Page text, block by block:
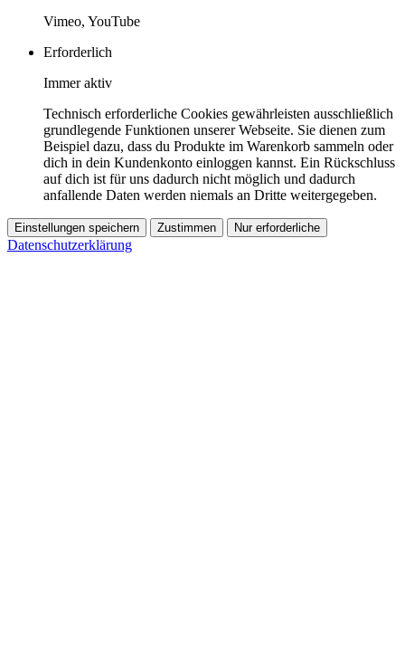
Vimeo, YouTube
Erforderlich
Immer aktiv
Technisch erforderliche Cookies gewährleisten ausschließlich
grundlegende Funktionen unserer Webseite. Sie dienen zum
Beispiel dazu, dass du Produkte im Warenkorb sammeln oder
dich in dein Kundenkonto einloggen kannst. Ein Rückschluss
auf dich ist für uns dadurch nicht möglich und dadurch
anfallende Daten werden niemals an Dritte weitergegeben.
Einstellungen speichern Zustimmen Nur erforderliche
Datenschutzerklärung